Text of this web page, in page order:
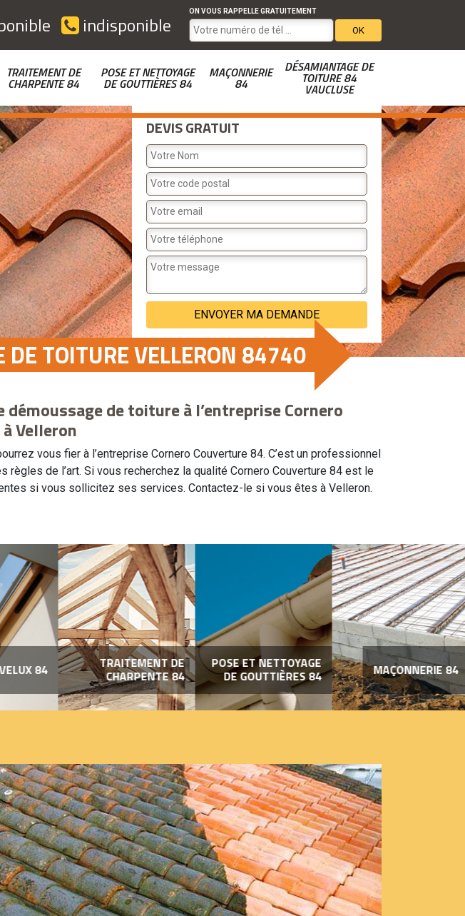
indisponible
ON VOUS RAPPELLE GRATUITEMENT
TRAITEMENT DE
CHARPENTE 84
POSE ET NETTOYAGE
DE GOUTTIÈRES 84
MAÇONNERIE
84
DÉSAMIANTAGE DE
TOITURE 84
VAUCLUSE
DEVIS GRATUIT
DE TOITURE VELLERON 84740
de toiture à l’entreprise Cornero
Velleron
vous fier à l’entreprise Cornero Couverture 84. C’est un professionnel
de l’art. Si vous recherchez la qualité Cornero Couverture 84 est le
si vous sollicitez ses services. Contactez-le si vous êtes à Velleron.
84 TRAITEMENT DE
CHARPENTE 84
POSE ET NETTOYAGE
DE GOUTTIÈRES 84 MAÇONNERIE 84